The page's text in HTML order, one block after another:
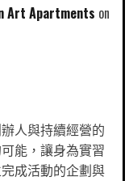
Art Apartments
人與持續經營的
能，讓身為實習
成活動的企劃與